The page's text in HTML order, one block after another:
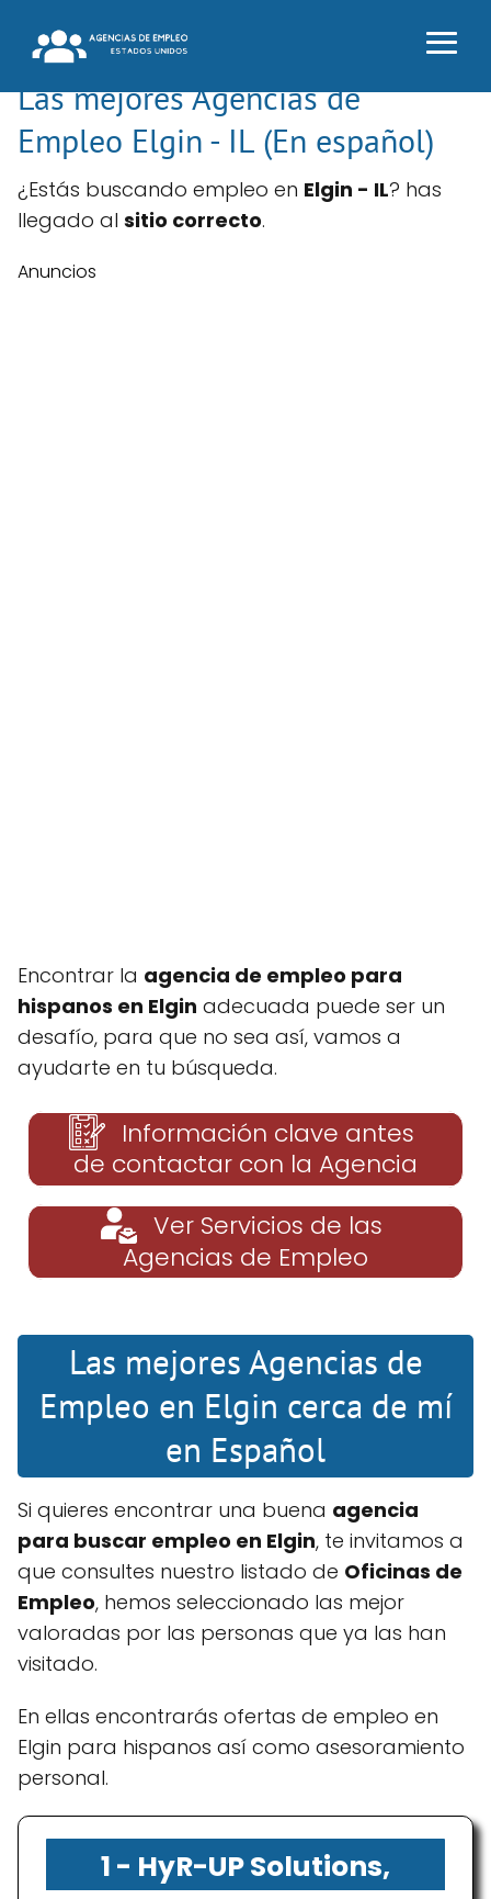
Las mejores Agencias de
Empleo Elgin - IL (En español)
¿Estás buscando empleo en Elgin - IL? has
llegado al sitio correcto.
Anuncios
Encontrar la agencia de empleo para
hispanos en Elgin adecuada puede ser un
desafío, para que no sea así, vamos a
ayudarte en tu búsqueda.
Información clave antes
de contactar con la Agencia
Ver Servicios de las
Agencias de Empleo
Las mejores Agencias de
Empleo en Elgin cerca de mí
en Español
Si quieres encontrar una buena agencia
para buscar empleo en Elgin, te invitamos a
que consultes nuestro listado de Oficinas de
Empleo, hemos seleccionado las mejor
valoradas por las personas que ya las han
visitado.
En ellas encontrarás ofertas de empleo en
Elgin para hispanos así como asesoramiento
personal.
1 - HyR-UP Solutions,